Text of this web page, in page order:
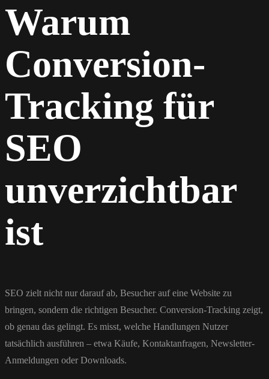
Warum
Conversion-
Tracking für
SEO
unverzichtbar
ist
SEO zielt nicht nur darauf ab, Besucher auf eine Website zu
bringen, sondern die richtigen Besucher. Conversion-Tracking zeigt,
ob genau das gelingt. Es misst, welche Handlungen Nutzer
tatsächlich ausführen – etwa Käufe, Kontaktanfragen, Newsletter-
Anmeldungen oder Downloads.